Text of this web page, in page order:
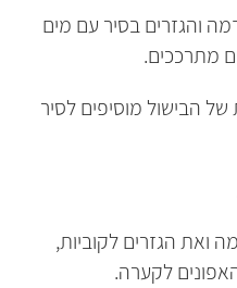
והגזרים בסיר עם מים
מתרככים.
הבישול מוסיפים לסיר
ואת הגזרים לקוביות,
לקערה.